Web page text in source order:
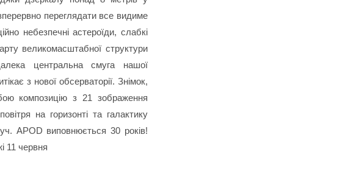
переглядати все видиме
небезпечні астероїди, слабкі
великомасштабної структури
центральна смуга нашої
з нової обсерваторії. Знімок,
композицію з 21 зображення
на горизонті та галактику
APOD виповнюється 30 років!
11 червня